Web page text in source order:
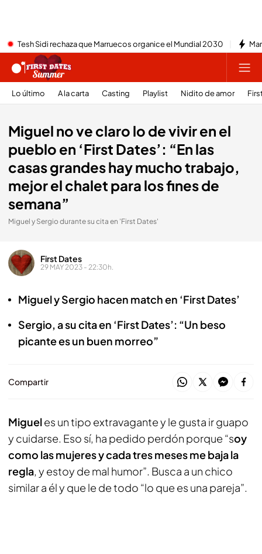
Tesh Sidi rechaza que Marruecos organice el Mundial 2030
Lo último A la carta Casting Playlist Nidito de amor
Miguel no ve claro lo de vivir en el
pueblo en ‘First Dates’: “En las
casas grandes hay mucho trabajo,
mejor el chalet para los fines de
semana”
Miguel y Sergio durante su cita en 'First Dates'
First Dates
29 MAY 2023 - 22:30h.
Miguel y Sergio hacen match en ‘First Dates’
Sergio, a su cita en ‘First Dates’: “Un beso
picante es un buen morreo”
Compartir
Migueles un tipo extravagante y le gusta ir guapo
y cuidarse. Eso sí, ha pedido perdón porque “soy
como las mujeres y cada tres meses me baja la
regla, y estoy de mal humor”. Busca a un chico
similar a él y que le de todo “lo que es una pareja”.